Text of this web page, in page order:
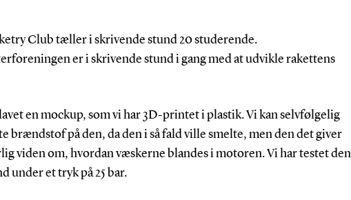
Club tæller i skrivende stund 20 studerende.
er i skrivende stund i gang med at udvikle rakettens
en mockup, som vi har 3D-printet i plastik. Vi kan selvfølgelig
brændstof på den, da den i så fald ville smelte, men den det giver
viden om, hvordan væskerne blandes i motoren. Vi har testet den
under et tryk på 25 bar.